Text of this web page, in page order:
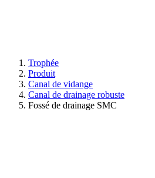
Trophée
Produit
Canal de vidange
Canal de drainage robuste
Fossé de drainage SMC